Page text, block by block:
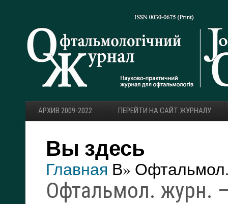
АРХИВ 2009-2022 ПЕРЕЙТИ НА САЙТ ЖУРНАЛУ
Вы здесь
Главная В»
Офтальмол. журн.